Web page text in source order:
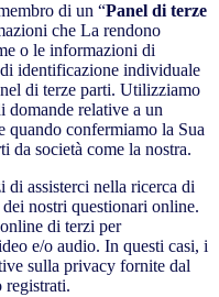
di un “Panel di terze
che La rendono
o le informazioni di
identificazione individuale
di terze parti. Utilizziamo
domande relative a un
quando confermiamo la Sua
da società come la nostra.
di assisterci nella ricerca di
nostri questionari online.
di terzi per
e/o audio. In questi casi, i
sulla privacy fornite dal
registrati.